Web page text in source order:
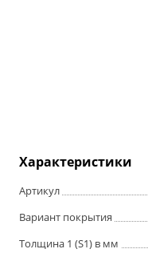
Характеристики
Артикул
Вариант покрытия
Толщина 1 (S1) в мм